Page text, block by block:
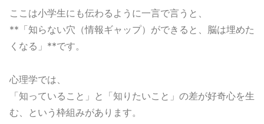
ここは小学生にも伝わるように一言で言うと、
**「知らない穴（情報ギャップ）ができると、脳は埋めた
くなる」**です。
心理学では、
「知っていること」と「知りたいこと」の差が好奇心を生
む、という枠組みがあります。